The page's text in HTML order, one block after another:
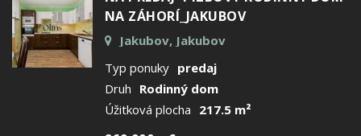
NA ZÁHORÍ_JAKUBOV
Jakubov, Jakubov
Typ ponuky predaj
Druh Rodinný dom
Úžitková plocha 217.5 m²